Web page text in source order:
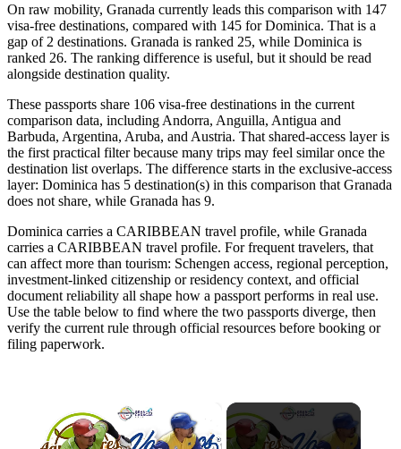
On raw mobility, Granada currently leads this comparison with 147
visa-free destinations, compared with 145 for Dominica. That is a
gap of 2 destinations. Granada is ranked 25, while Dominica is
ranked 26. The ranking difference is useful, but it should be read
alongside destination quality.
These passports share 106 visa-free destinations in the current
comparison data, including Andorra, Anguilla, Antigua and
Barbuda, Argentina, Aruba, and Austria. That shared-access layer is
the first practical filter because many trips may feel similar once the
destination list overlaps. The difference starts in the exclusive-access
layer: Dominica has 5 destination(s) in this comparison that Granada
does not share, while Granada has 9.
Dominica carries a CARIBBEAN travel profile, while Granada
carries a CARIBBEAN travel profile. For frequent travelers, that
can affect more than tourism: Schengen access, regional perception,
investment-linked citizenship or residency context, and official
document reliability all shape how a passport performs in real use.
Use the table below to find where the two passports diverge, then
verify the current rule through official resources before booking or
filing paperwork.